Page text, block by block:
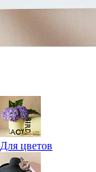
Для цветов